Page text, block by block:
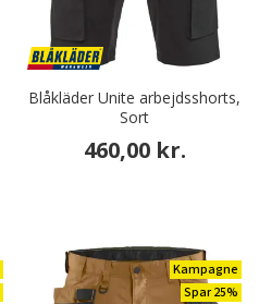
Blåkläder Unite arbejdsshorts,
Sort
460,00 kr.
Kampagne
Spar 25%